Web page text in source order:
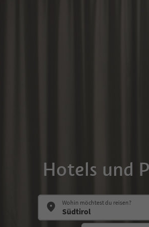
Hotels und
Wohin möchtest du reisen?